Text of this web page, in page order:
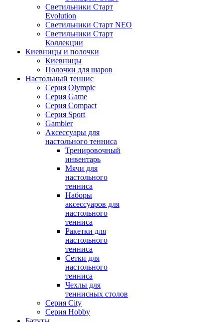
Светильники Старт
Evolution
Светильники Старт NEO
Светильники Старт
Коллекции
Киевницы и полочки
Киевницы
Полочки для шаров
Настольный теннис
Серия Olympic
Серия Game
Серия Compact
Серия Sport
Gambler
Аксессуары для
настольного тенниса
Тренировочный
инвентарь
Мячи для
настольного
тенниса
Наборы
аксессуаров для
настольного
тенниса
Ракетки для
настольного
тенниса
Сетки для
настольного
тенниса
Чехлы для
теннисных столов
Серия City
Серия Hobby